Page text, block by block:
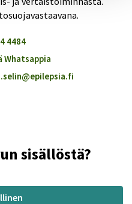
4484
Whatsappia
sisällöstä?